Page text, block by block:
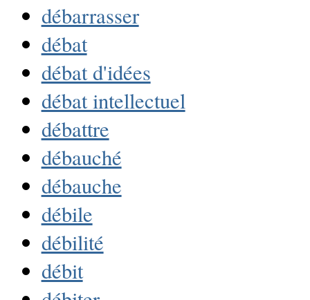
débarrasser
débat
débat d'idées
débat intellectuel
débattre
débauché
débauche
débile
débilité
débit